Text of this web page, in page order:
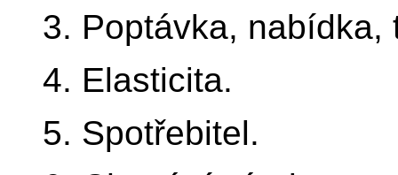
3. Poptávka, nabídka,
4. Elasticita.
5. Spotřebitel.